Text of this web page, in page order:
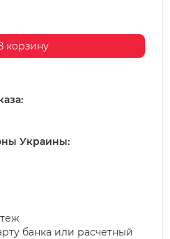
корзину
Украины:
банка или расчетный